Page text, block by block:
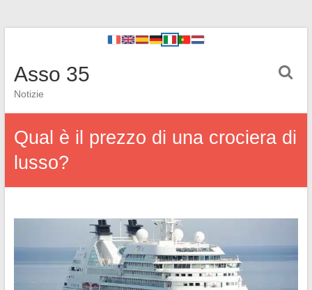
Asso 35
Notizie
Qual è il prezzo di una crociera di
lusso?